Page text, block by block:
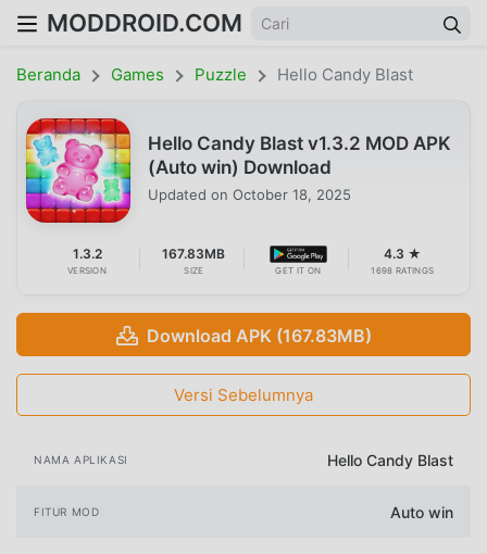
MODDROID.COM
Beranda Games Puzzle Hello Candy Blast
Hello Candy Blast v1.3.2 MOD APK
(Auto win) Download
Updated on October 18, 2025
1.3.2
VERSION
167.83MB
SIZE GET IT ON
4.3 ★
1698 RATINGS
Download APK (167.83MB)
Versi Sebelumnya
NAMA APLIKASI Hello Candy Blast
FITUR MOD Auto win